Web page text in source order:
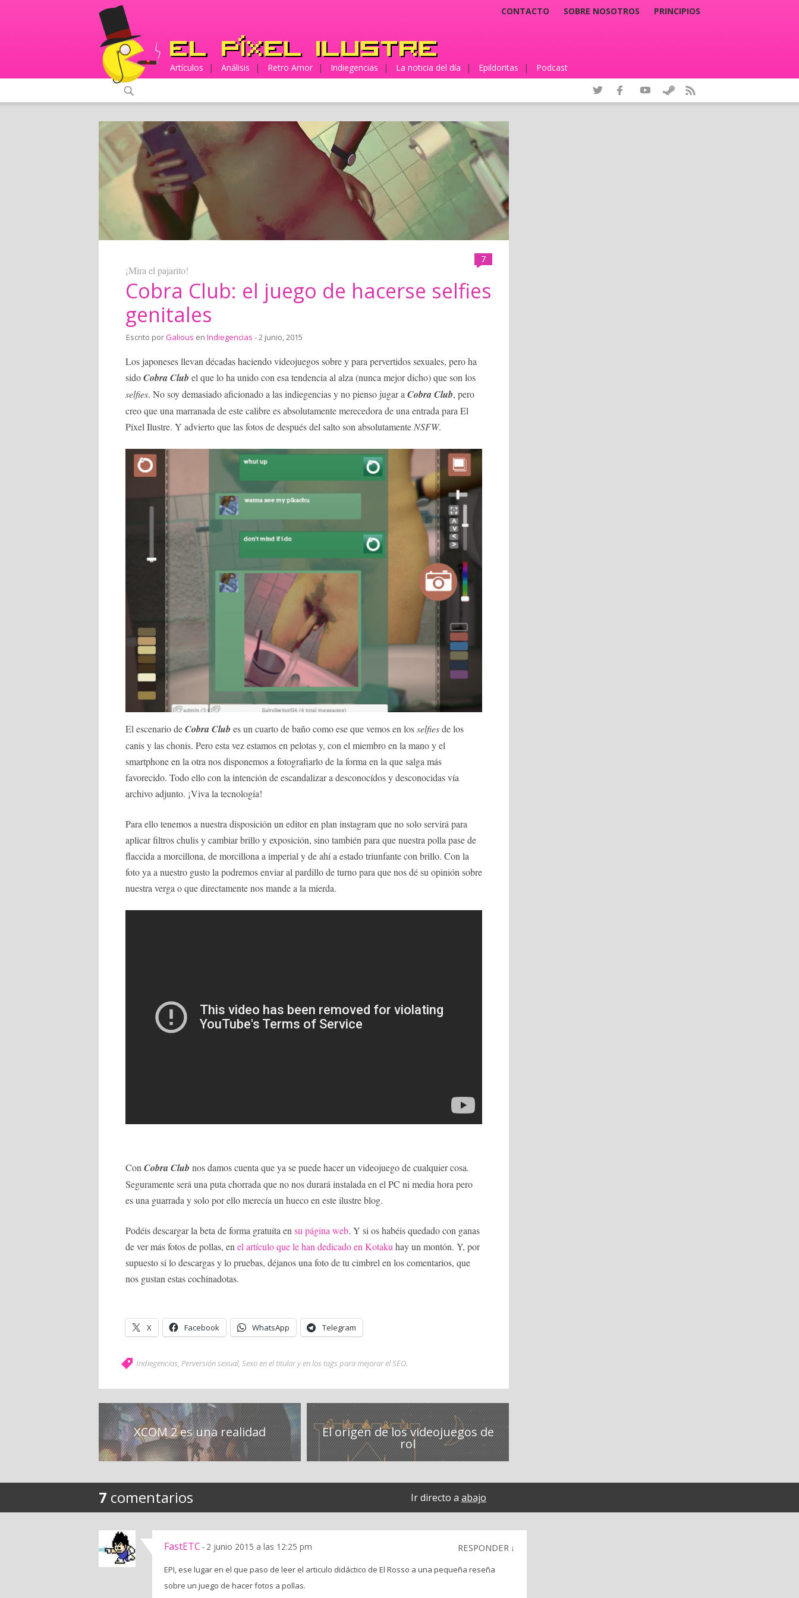
CONTACTO SOBRE NOSOTROS PRINCIPIOS
Artículos | Análisis | Retro Amor | Indiegencias | La noticia del día | Epildoritas | Podcast
7
¡Mira el pajarito!
Cobra Club: el juego de hacerse selfies
genitales
Escrito por Galious en Indiegencias - 2 junio, 2015
Los japoneses llevan décadas haciendo videojuegos sobre y para pervertidos sexuales, pero ha
sidoCobra Club el que lo ha unido con esa tendencia al alza (nunca mejor dicho) que son los
selfies. No soy demasiado aficionado a las indiegencias y no pienso jugar a Cobra Club, pero
creo que una marranada de este calibre es absolutamente merecedora de una entrada para El
Píxel Ilustre. Y advierto que las fotos de después del salto son absolutamente NSFW.
El escenario deCobra Club es un cuarto de baño como ese que vemos en losselfiesde los
canis y las chonis. Pero esta vez estamos en pelotas y, con el miembro en la mano y el
smartphone en la otra nos disponemos a fotografiarlo de la forma en la que salga más
favorecido. Todo ello con la intención de escandalizar a desconocídos y desconocidas vía
archivo adjunto. ¡Viva la tecnología!
Para ello tenemos a nuestra disposición un editor en plan instagram que no solo servirá para
aplicar filtros chulis y cambiar brillo y exposición, sino también para que nuestra polla pase de
flaccida a morcillona, de morcillona a imperial y de ahí a estado triunfante con brillo. Con la
foto ya a nuestro gusto la podremos enviar al pardillo de turno para que nos dé su opinión sobre
nuestra verga o que directamente nos mande a la mierda.
Con Cobra Club nos damos cuenta que ya se puede hacer un videojuego de cualquier cosa.
Seguramente será una puta chorrada que no nos durará instalada en el PC ni media hora pero
es una guarrada y solo por ello merecía un hueco en este ilustre blog.
Podéis descargar la beta de forma gratuíta en su página web. Y si os habéis quedado con ganas
de ver más fotos de pollas, en el artículo que le han dedicado en Kotaku hay un montón. Y, por
supuesto si lo descargas y lo pruebas, déjanos una foto de tu cimbrel en los comentarios, que
nos gustan estas cochinadotas.
X Facebook WhatsApp Telegram
Indiegencias Perversión sexual, Sexo en el titular y en los tags para mejorar el SEO.
XCOM 2 es una realidad El origen de los videojuegos de
rol
7 comentarios Ir directo a abajo
FastETC - 2 junio 2015 a las 12:25 pm RESPONDER ↓
EPI, ese lugar en el que paso de leer el articulo didáctico de El Rosso a una pequeña reseña
sobre un juego de hacer fotos a pollas.